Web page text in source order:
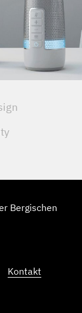
Bergischen
Kontakt